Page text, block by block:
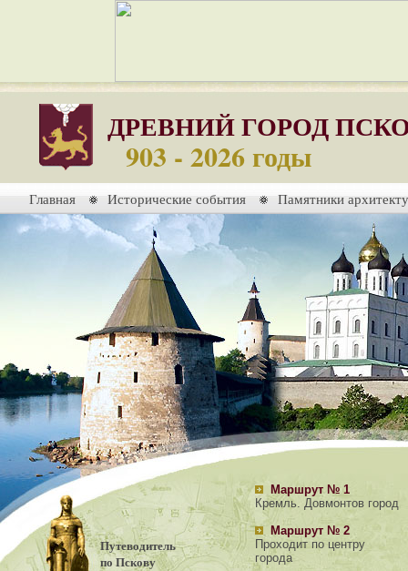
ДРЕВНИЙ ГОРОД
903 - 2026 годы
Главная Исторические события Памятники
Путеводитель
по Пскову
Маршрут № 1
Кремль. Довмонтов город
Маршрут № 2
Проходит по центру
города